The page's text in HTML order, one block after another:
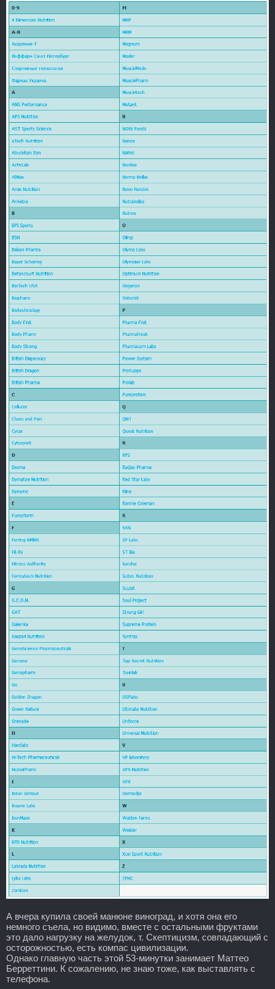
А вчера купила своей манюне виноград, и хотя она его
немного съела, но видимо, вместе с остальными фруктами
это дало нагрузку на желудок, т. Скептицизм, совпадающий с
осторожностью, есть компас цивилизации.
Однако главную часть этой 53-минутки занимает Маттео
Берреттини. К сожалению, не знаю тоже, как выставлять с
телефона.